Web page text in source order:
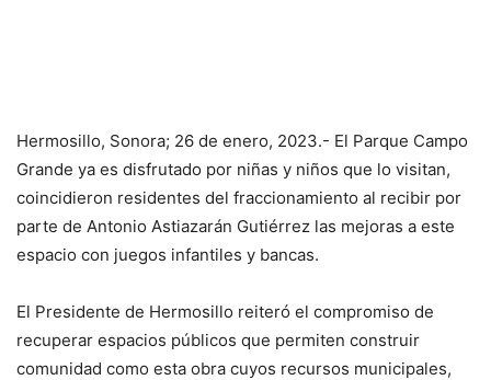
Hermosillo, Sonora; 26 de enero, 2023.- El Parque Campo
Grande ya es disfrutado por niñas y niños que lo visitan,
coincidieron residentes del fraccionamiento al recibir por
parte de Antonio Astiazarán Gutiérrez las mejoras a este
espacio con juegos infantiles y bancas.
El Presidente de Hermosillo reiteró el compromiso de
recuperar espacios públicos que permiten construir
comunidad como esta obra cuyos recursos municipales,